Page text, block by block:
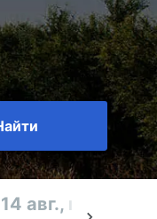
14 авг., пт